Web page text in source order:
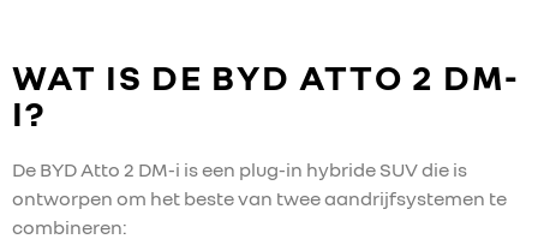
WAT IS DE BYD ATTO 2 DM-
I?
De BYD Atto 2 DM-i is een plug-in hybride SUV die is
ontworpen om het beste van twee aandrijfsystemen te
combineren: